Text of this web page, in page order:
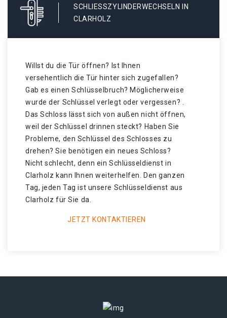
SCHLIESSZYLINDERWECHSELN IN C
LARHOLZ
Willst du die Tür öffnen? Ist Ihnen
versehentlich die Tür hinter sich zugefallen?
Gab es einen Schlüsselbruch? Möglicherweise
wurde der Schlüssel verlegt oder vergessen? .
Das Schloss lässt sich von außen nicht öffnen,
weil der Schlüssel drinnen steckt? Haben Sie
Probleme, den Schlüssel des Schlosses zu
drehen? Sie benötigen ein neues Schloss?
Nicht schlecht, denn ein Schlüsseldienst in
Clarholz kann Ihnen weiterhelfen. Den ganzen
Tag, jeden Tag ist unsere Schlüsseldienst aus
Clarholz für Sie da.
JETZT KONTAKTIEREN